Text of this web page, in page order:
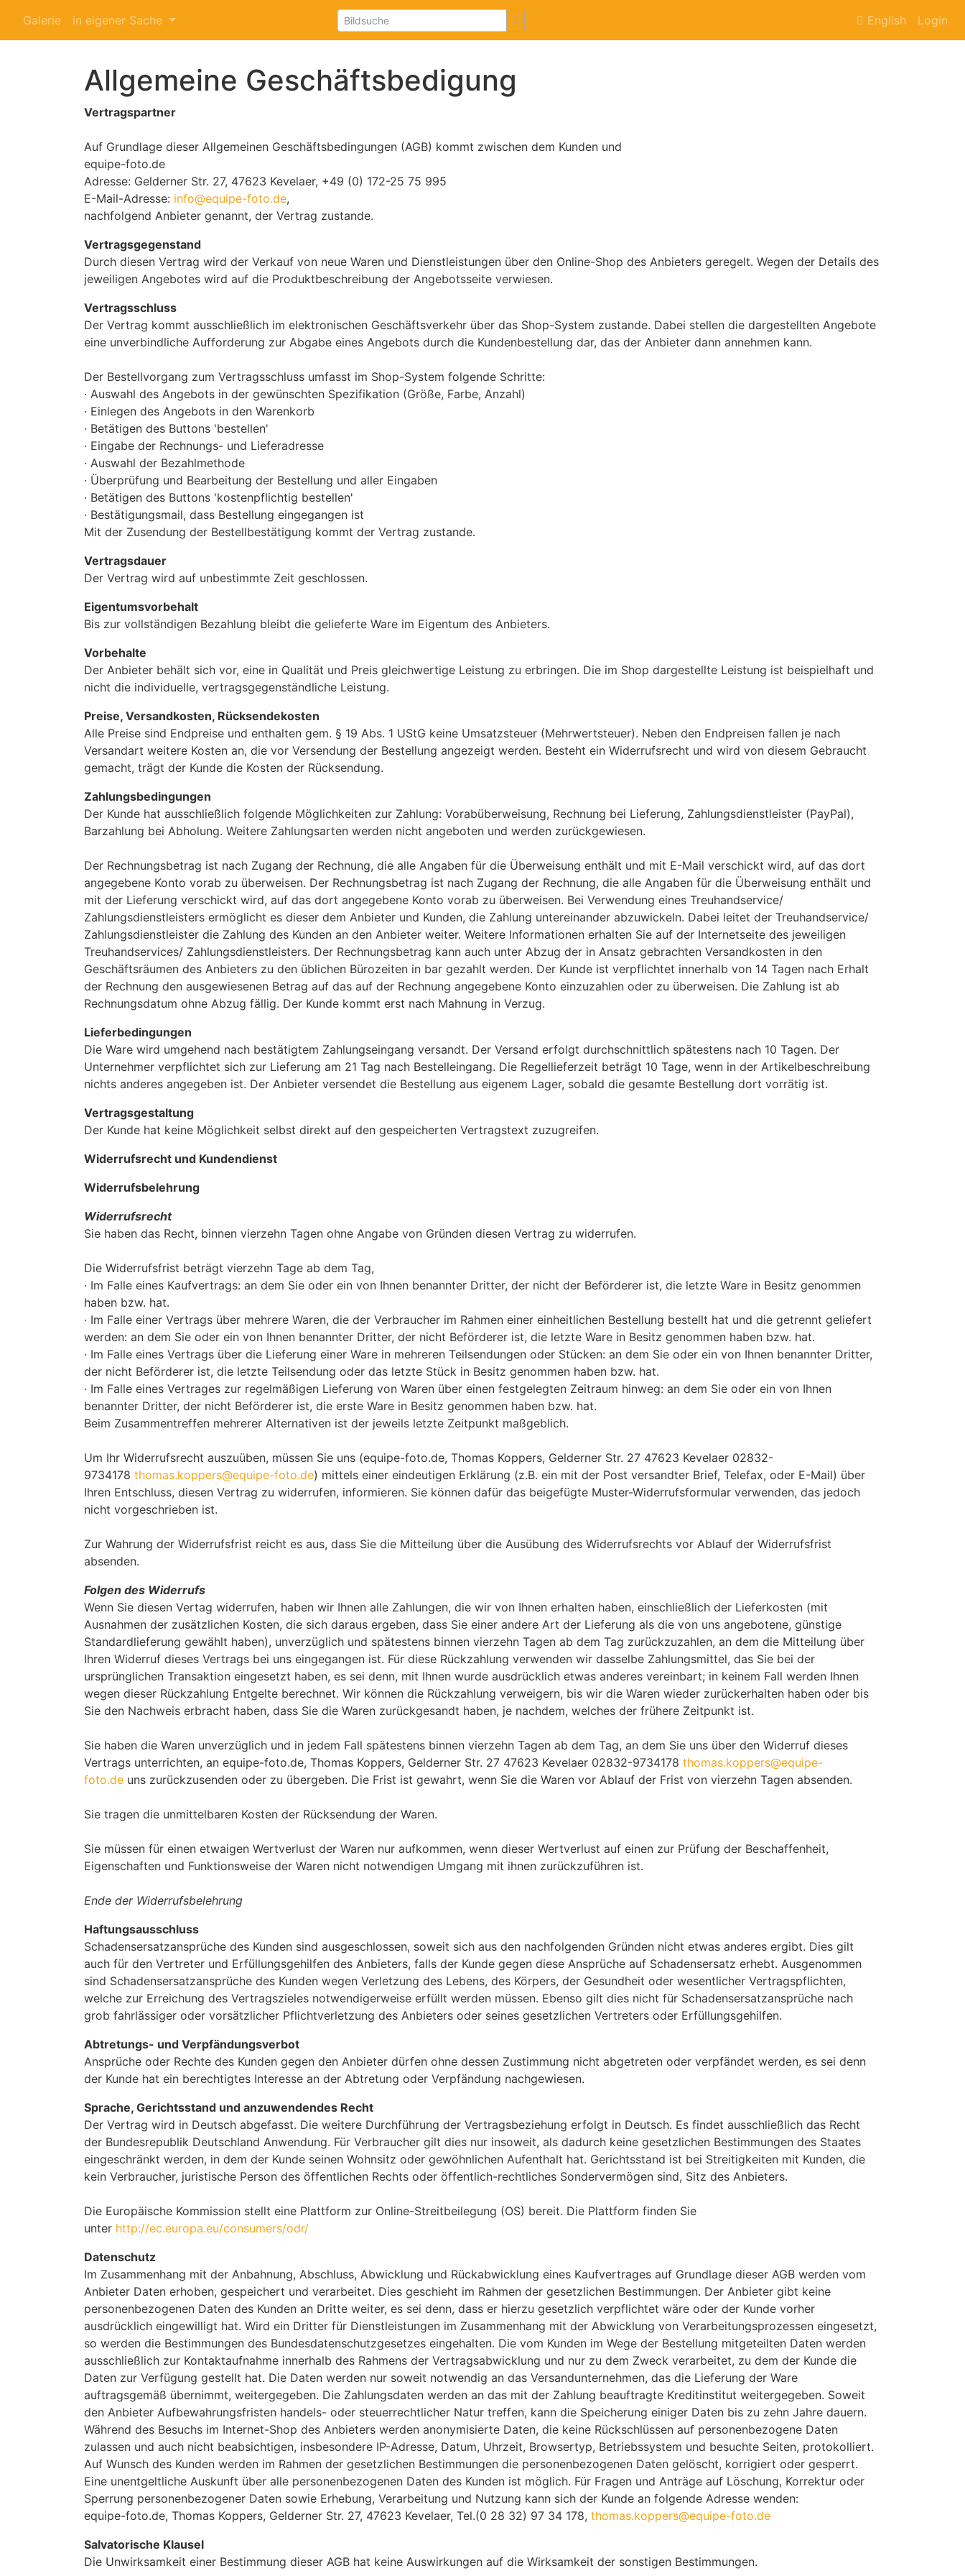
Galerie in eigener Sache English Login
Allgemeine Geschäftsbedigung
Vertragspartner
Auf Grundlage dieser Allgemeinen Geschäftsbedingungen (AGB) kommt zwischen dem Kunden und
equipe-foto.de
Adresse: Gelderner Str. 27, 47623 Kevelaer, +49 (0) 172-25 75 995
E-Mail-Adresse: info@equipe-foto.de,
nachfolgend Anbieter genannt, der Vertrag zustande.
Vertragsgegenstand
Durch diesen Vertrag wird der Verkauf von neue Waren und Dienstleistungen über den Online-Shop des Anbieters geregelt. Wegen der Details des
jeweiligen Angebotes wird auf die Produktbeschreibung der Angebotsseite verwiesen.
Vertragsschluss
Der Vertrag kommt ausschließlich im elektronischen Geschäftsverkehr über das Shop-System zustande. Dabei stellen die dargestellten Angebote
eine unverbindliche Aufforderung zur Abgabe eines Angebots durch die Kundenbestellung dar, das der Anbieter dann annehmen kann.
Der Bestellvorgang zum Vertragsschluss umfasst im Shop-System folgende Schritte:
· Auswahl des Angebots in der gewünschten Spezifikation (Größe, Farbe, Anzahl)
· Einlegen des Angebots in den Warenkorb
· Betätigen des Buttons 'bestellen'
· Eingabe der Rechnungs- und Lieferadresse
· Auswahl der Bezahlmethode
· Überprüfung und Bearbeitung der Bestellung und aller Eingaben
· Betätigen des Buttons 'kostenpflichtig bestellen'
· Bestätigungsmail, dass Bestellung eingegangen ist
Mit der Zusendung der Bestellbestätigung kommt der Vertrag zustande.
Vertragsdauer
Der Vertrag wird auf unbestimmte Zeit geschlossen.
Eigentumsvorbehalt
Bis zur vollständigen Bezahlung bleibt die gelieferte Ware im Eigentum des Anbieters.
Vorbehalte
Der Anbieter behält sich vor, eine in Qualität und Preis gleichwertige Leistung zu erbringen. Die im Shop dargestellte Leistung ist beispielhaft und
nicht die individuelle, vertragsgegenständliche Leistung.
Preise, Versandkosten, Rücksendekosten
Alle Preise sind Endpreise und enthalten gem. § 19 Abs. 1 UStG keine Umsatzsteuer (Mehrwertsteuer). Neben den Endpreisen fallen je nach
Versandart weitere Kosten an, die vor Versendung der Bestellung angezeigt werden. Besteht ein Widerrufsrecht und wird von diesem Gebraucht
gemacht, trägt der Kunde die Kosten der Rücksendung.
Zahlungsbedingungen
Der Kunde hat ausschließlich folgende Möglichkeiten zur Zahlung: Vorabüberweisung, Rechnung bei Lieferung, Zahlungsdienstleister (PayPal),
Barzahlung bei Abholung. Weitere Zahlungsarten werden nicht angeboten und werden zurückgewiesen.
Der Rechnungsbetrag ist nach Zugang der Rechnung, die alle Angaben für die Überweisung enthält und mit E-Mail verschickt wird, auf das dort
angegebene Konto vorab zu überweisen. Der Rechnungsbetrag ist nach Zugang der Rechnung, die alle Angaben für die Überweisung enthält und
mit der Lieferung verschickt wird, auf das dort angegebene Konto vorab zu überweisen. Bei Verwendung eines Treuhandservice/
Zahlungsdienstleisters ermöglicht es dieser dem Anbieter und Kunden, die Zahlung untereinander abzuwickeln. Dabei leitet der Treuhandservice/
Zahlungsdienstleister die Zahlung des Kunden an den Anbieter weiter. Weitere Informationen erhalten Sie auf der Internetseite des jeweiligen
Treuhandservices/ Zahlungsdienstleisters. Der Rechnungsbetrag kann auch unter Abzug der in Ansatz gebrachten Versandkosten in den
Geschäftsräumen des Anbieters zu den üblichen Bürozeiten in bar gezahlt werden. Der Kunde ist verpflichtet innerhalb von 14 Tagen nach Erhalt
der Rechnung den ausgewiesenen Betrag auf das auf der Rechnung angegebene Konto einzuzahlen oder zu überweisen. Die Zahlung ist ab
Rechnungsdatum ohne Abzug fällig. Der Kunde kommt erst nach Mahnung in Verzug.
Lieferbedingungen
Die Ware wird umgehend nach bestätigtem Zahlungseingang versandt. Der Versand erfolgt durchschnittlich spätestens nach 10 Tagen. Der
Unternehmer verpflichtet sich zur Lieferung am 21 Tag nach Bestelleingang. Die Regellieferzeit beträgt 10 Tage, wenn in der Artikelbeschreibung
nichts anderes angegeben ist. Der Anbieter versendet die Bestellung aus eigenem Lager, sobald die gesamte Bestellung dort vorrätig ist.
Vertragsgestaltung
Der Kunde hat keine Möglichkeit selbst direkt auf den gespeicherten Vertragstext zuzugreifen.
Widerrufsrecht und Kundendienst
Widerrufsbelehrung
Widerrufsrecht
Sie haben das Recht, binnen vierzehn Tagen ohne Angabe von Gründen diesen Vertrag zu widerrufen.
Die Widerrufsfrist beträgt vierzehn Tage ab dem Tag,
· Im Falle eines Kaufvertrags: an dem Sie oder ein von Ihnen benannter Dritter, der nicht der Beförderer ist, die letzte Ware in Besitz genommen
haben bzw. hat.
· Im Falle einer Vertrags über mehrere Waren, die der Verbraucher im Rahmen einer einheitlichen Bestellung bestellt hat und die getrennt geliefert
werden: an dem Sie oder ein von Ihnen benannter Dritter, der nicht Beförderer ist, die letzte Ware in Besitz genommen haben bzw. hat.
· Im Falle eines Vertrags über die Lieferung einer Ware in mehreren Teilsendungen oder Stücken: an dem Sie oder ein von Ihnen benannter Dritter,
der nicht Beförderer ist, die letzte Teilsendung oder das letzte Stück in Besitz genommen haben bzw. hat.
· Im Falle eines Vertrages zur regelmäßigen Lieferung von Waren über einen festgelegten Zeitraum hinweg: an dem Sie oder ein von Ihnen
benannter Dritter, der nicht Beförderer ist, die erste Ware in Besitz genommen haben bzw. hat.
Beim Zusammentreffen mehrerer Alternativen ist der jeweils letzte Zeitpunkt maßgeblich.
Um Ihr Widerrufsrecht auszuüben, müssen Sie uns (equipe-foto.de, Thomas Koppers, Gelderner Str. 27 47623 Kevelaer 02832-
9734178 thomas.koppers@equipe-foto.de) mittels einer eindeutigen Erklärung (z.B. ein mit der Post versandter Brief, Telefax, oder E-Mail) über
Ihren Entschluss, diesen Vertrag zu widerrufen, informieren. Sie können dafür das beigefügte Muster-Widerrufsformular verwenden, das jedoch
nicht vorgeschrieben ist.
Zur Wahrung der Widerrufsfrist reicht es aus, dass Sie die Mitteilung über die Ausübung des Widerrufsrechts vor Ablauf der Widerrufsfrist
absenden.
Folgen des Widerrufs
Wenn Sie diesen Vertag widerrufen, haben wir Ihnen alle Zahlungen, die wir von Ihnen erhalten haben, einschließlich der Lieferkosten (mit
Ausnahmen der zusätzlichen Kosten, die sich daraus ergeben, dass Sie einer andere Art der Lieferung als die von uns angebotene, günstige
Standardlieferung gewählt haben), unverzüglich und spätestens binnen vierzehn Tagen ab dem Tag zurückzuzahlen, an dem die Mitteilung über
Ihren Widerruf dieses Vertrags bei uns eingegangen ist. Für diese Rückzahlung verwenden wir dasselbe Zahlungsmittel, das Sie bei der
ursprünglichen Transaktion eingesetzt haben, es sei denn, mit Ihnen wurde ausdrücklich etwas anderes vereinbart; in keinem Fall werden Ihnen
wegen dieser Rückzahlung Entgelte berechnet. Wir können die Rückzahlung verweigern, bis wir die Waren wieder zurückerhalten haben oder bis
Sie den Nachweis erbracht haben, dass Sie die Waren zurückgesandt haben, je nachdem, welches der frühere Zeitpunkt ist.
Sie haben die Waren unverzüglich und in jedem Fall spätestens binnen vierzehn Tagen ab dem Tag, an dem Sie uns über den Widerruf dieses
Vertrags unterrichten, an equipe-foto.de, Thomas Koppers, Gelderner Str. 27 47623 Kevelaer 02832-9734178 thomas.koppers@equipe-
foto.de uns zurückzusenden oder zu übergeben. Die Frist ist gewahrt, wenn Sie die Waren vor Ablauf der Frist von vierzehn Tagen absenden.
Sie tragen die unmittelbaren Kosten der Rücksendung der Waren.
Sie müssen für einen etwaigen Wertverlust der Waren nur aufkommen, wenn dieser Wertverlust auf einen zur Prüfung der Beschaffenheit,
Eigenschaften und Funktionsweise der Waren nicht notwendigen Umgang mit ihnen zurückzuführen ist.
Ende der Widerrufsbelehrung
Haftungsausschluss
Schadensersatzansprüche des Kunden sind ausgeschlossen, soweit sich aus den nachfolgenden Gründen nicht etwas anderes ergibt. Dies gilt
auch für den Vertreter und Erfüllungsgehilfen des Anbieters, falls der Kunde gegen diese Ansprüche auf Schadensersatz erhebt. Ausgenommen
sind Schadensersatzansprüche des Kunden wegen Verletzung des Lebens, des Körpers, der Gesundheit oder wesentlicher Vertragspflichten,
welche zur Erreichung des Vertragszieles notwendigerweise erfüllt werden müssen. Ebenso gilt dies nicht für Schadensersatzansprüche nach
grob fahrlässiger oder vorsätzlicher Pflichtverletzung des Anbieters oder seines gesetzlichen Vertreters oder Erfüllungsgehilfen.
Abtretungs- und Verpfändungsverbot
Ansprüche oder Rechte des Kunden gegen den Anbieter dürfen ohne dessen Zustimmung nicht abgetreten oder verpfändet werden, es sei denn
der Kunde hat ein berechtigtes Interesse an der Abtretung oder Verpfändung nachgewiesen.
Sprache, Gerichtsstand und anzuwendendes Recht
Der Vertrag wird in Deutsch abgefasst. Die weitere Durchführung der Vertragsbeziehung erfolgt in Deutsch. Es findet ausschließlich das Recht
der Bundesrepublik Deutschland Anwendung. Für Verbraucher gilt dies nur insoweit, als dadurch keine gesetzlichen Bestimmungen des Staates
eingeschränkt werden, in dem der Kunde seinen Wohnsitz oder gewöhnlichen Aufenthalt hat. Gerichtsstand ist bei Streitigkeiten mit Kunden, die
kein Verbraucher, juristische Person des öffentlichen Rechts oder öffentlich-rechtliches Sondervermögen sind, Sitz des Anbieters.
Die Europäische Kommission stellt eine Plattform zur Online-Streitbeilegung (OS) bereit. Die Plattform finden Sie
unter http://ec.europa.eu/consumers/odr/
Datenschutz
Im Zusammenhang mit der Anbahnung, Abschluss, Abwicklung und Rückabwicklung eines Kaufvertrages auf Grundlage dieser AGB werden vom
Anbieter Daten erhoben, gespeichert und verarbeitet. Dies geschieht im Rahmen der gesetzlichen Bestimmungen. Der Anbieter gibt keine
personenbezogenen Daten des Kunden an Dritte weiter, es sei denn, dass er hierzu gesetzlich verpflichtet wäre oder der Kunde vorher
ausdrücklich eingewilligt hat. Wird ein Dritter für Dienstleistungen im Zusammenhang mit der Abwicklung von Verarbeitungsprozessen eingesetzt,
so werden die Bestimmungen des Bundesdatenschutzgesetzes eingehalten. Die vom Kunden im Wege der Bestellung mitgeteilten Daten werden
ausschließlich zur Kontaktaufnahme innerhalb des Rahmens der Vertragsabwicklung und nur zu dem Zweck verarbeitet, zu dem der Kunde die
Daten zur Verfügung gestellt hat. Die Daten werden nur soweit notwendig an das Versandunternehmen, das die Lieferung der Ware
auftragsgemäß übernimmt, weitergegeben. Die Zahlungsdaten werden an das mit der Zahlung beauftragte Kreditinstitut weitergegeben. Soweit
den Anbieter Aufbewahrungsfristen handels- oder steuerrechtlicher Natur treffen, kann die Speicherung einiger Daten bis zu zehn Jahre dauern.
Während des Besuchs im Internet-Shop des Anbieters werden anonymisierte Daten, die keine Rückschlüssen auf personenbezogene Daten
zulassen und auch nicht beabsichtigen, insbesondere IP-Adresse, Datum, Uhrzeit, Browsertyp, Betriebssystem und besuchte Seiten, protokolliert.
Auf Wunsch des Kunden werden im Rahmen der gesetzlichen Bestimmungen die personenbezogenen Daten gelöscht, korrigiert oder gesperrt.
Eine unentgeltliche Auskunft über alle personenbezogenen Daten des Kunden ist möglich. Für Fragen und Anträge auf Löschung, Korrektur oder
Sperrung personenbezogener Daten sowie Erhebung, Verarbeitung und Nutzung kann sich der Kunde an folgende Adresse wenden:
equipe-foto.de, Thomas Koppers, Gelderner Str. 27, 47623 Kevelaer, Tel.(0 28 32) 97 34 178, thomas.koppers@equipe-foto.de
Salvatorische Klausel
Die Unwirksamkeit einer Bestimmung dieser AGB hat keine Auswirkungen auf die Wirksamkeit der sonstigen Bestimmungen.